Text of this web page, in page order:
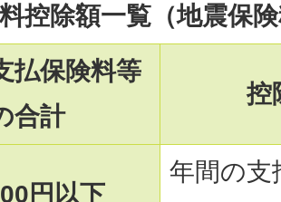
控除額一覧（地震保
払保険料等
合計
控
円以下
年間の支